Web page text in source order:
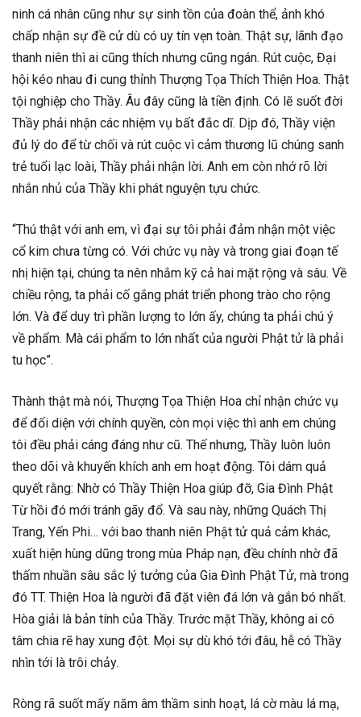
ninh cá nhân cũng như sự sinh tồn của đoàn thể, ảnh khó
chấp nhận sự đề cử dù có uy tín vẹn toàn. Thật sự, lãnh đạo
thanh niên thì ai cũng thích nhưng cũng ngán. Rút cuộc, Đại
hội kéo nhau đi cung thỉnh Thượng Tọa Thích Thiện Hoa. Thật
tội nghiệp cho Thầy. Âu đây cũng là tiền định. Có lẽ suốt đời
Thầy phải nhận các nhiệm vụ bất đắc dĩ. Dịp đó, Thầy viện
đủ lý do để từ chối và rút cuộc vì cảm thương lũ chúng sanh
trẻ tuổi lạc loài, Thầy phải nhận lời. Anh em còn nhớ rõ lời
nhắn nhủ của Thầy khi phát nguyện tựu chức.
“Thú thật với anh em, vì đại sự tôi phải đảm nhận một việc
cổ kim chưa từng có. Với chức vụ này và trong giai đoạn tế
nhị hiện tại, chúng ta nên nhắm kỹ cả hai mặt rộng và sâu. Về
chiều rộng, ta phải cố gắng phát triển phong trào cho rộng
lớn. Và để duy trì phần lượng to lớn ấy, chúng ta phải chú ý
về phẩm. Mà cái phẩm to lớn nhất của người Phật tử là phải
tu học”.
Thành thật mà nói, Thượng Tọa Thiện Hoa chỉ nhận chức vụ
để đối diện với chính quyền, còn mọi việc thì anh em chúng
tôi đều phải cáng đáng như cũ. Thế nhưng, Thầy luôn luôn
theo dõi và khuyến khích anh em hoạt động. Tôi dám quả
quyết rằng: Nhờ có Thầy Thiện Hoa giúp đỡ, Gia Đình Phật
Từ hồi đó mới tránh gãy đổ. Và sau này, những Quách Thị
Trang, Yến Phi… với bao thanh niên Phật tử quả cảm khác,
xuất hiện hùng dũng trong mùa Pháp nạn, đều chính nhờ đã
thấm nhuần sâu sắc lý tưởng của Gia Đình Phật Tử, mà trong
đó TT. Thiện Hoa là người đã đặt viên đá lớn và gắn bó nhất.
Hòa giải là bản tính của Thầy. Trước mặt Thầy, không ai có
tâm chia rẽ hay xung đột. Mọi sự dù khó tới đâu, hễ có Thầy
nhìn tới là trôi chảy.
Ròng rã suốt mấy năm âm thầm sinh hoạt, lá cờ màu lá mạ,